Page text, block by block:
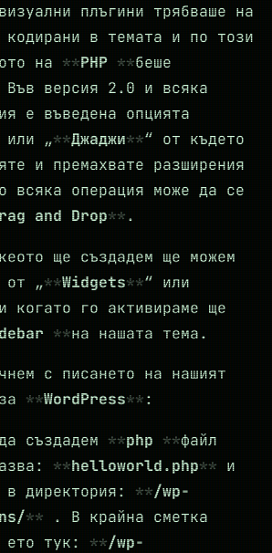
плъгини трябваше на
в темата и по този
на
PHP
беше
Във версия 2.0 и всяка
е въведена опцията
или „ Джаджи
“ от където
и премахвате разширения
операция може да се
and Drop .
ще създадем ще можем
от „
Widgets
“ или
когато го активираме ще
на нашата тема.
с писането на нашият
WordPress :
създадем php
файл
helloworld.php
и
директория:
/wp-
. В крайна сметка
ето тук:
/wp-